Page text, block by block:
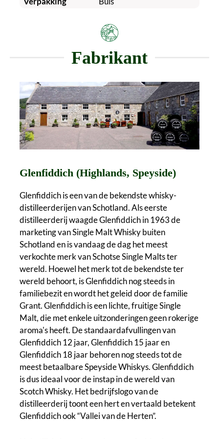
Fabrikant
Glenfiddich (Highlands, Speyside)
Glenfiddich is een van de bekendste whisky-
distilleerderijen van Schotland. Als eerste
distilleerderij waagde Glenfiddich in 1963 de
marketing van Single Malt Whisky buiten
Schotland en is vandaag de dag het meest
verkochte merk van Schotse Single Malts ter
wereld. Hoewel het merk tot de bekendste ter
wereld behoort, is Glenfiddich nog steeds in
familiebezit en wordt het geleid door de familie
Grant. Glenfiddich is een lichte, fruitige Single
Malt, die met enkele uitzonderingen geen rokerige
aroma's heeft. De standaardafvullingen van
Glenfiddich 12 jaar, Glenfiddich 15 jaar en
Glenfiddich 18 jaar behoren nog steeds tot de
meest betaalbare Speyside Whiskys. Glenfiddich
is dus ideaal voor de instap in de wereld van
Scotch Whisky. Het bedrijfslogo van de
distilleerderij toont een hert en vertaald betekent
Glenfiddich ook “Vallei van de Herten”.